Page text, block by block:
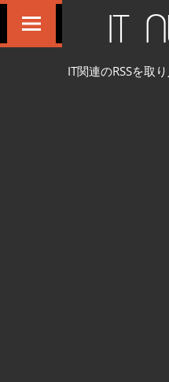
IT
IT関連のRSSを取